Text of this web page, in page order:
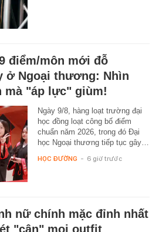
điểm/môn mới đỗ
ở Ngoại thương: Nhìn
mà "áp lực" giùm!
Ngày 9/8, hàng loạt trường đại
học đồng loạt công bố điểm
chuẩn năm 2026, trong đó Đại
học Ngoại thương tiếp tục gây…
HỌC ĐƯỜNG - 6 giờ trước
nữ chính mặc đỉnh nhất
"cân" mọi outfit